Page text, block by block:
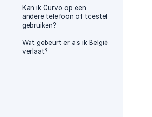
Kan ik Curvo op een
andere telefoon of toestel
gebruiken?
Wat gebeurt er als ik België
verlaat?